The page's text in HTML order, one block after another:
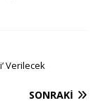
Verilecek
SONRAKI